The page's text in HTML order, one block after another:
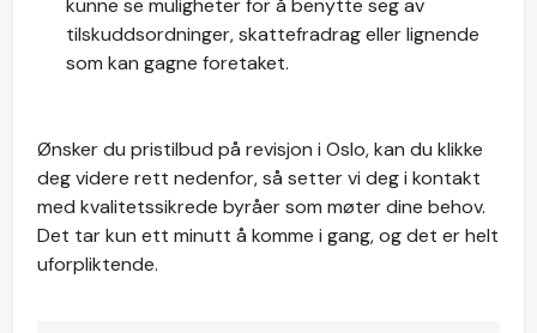
kunne se muligheter for å benytte seg av
tilskuddsordninger, skattefradrag eller lignende
som kan gagne foretaket.
Ønsker du pristilbud på revisjon i Oslo, kan du klikke
deg videre rett nedenfor, så setter vi deg i kontakt
med kvalitetssikrede byråer som møter dine behov.
Det tar kun ett minutt å komme i gang, og det er helt
uforpliktende.